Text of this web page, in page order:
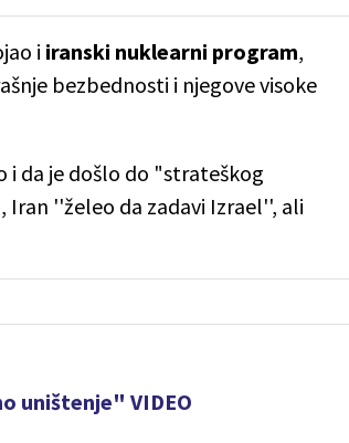
i iranski nuklearni program,
bezbednosti i njegove visoke
i da je došlo do "strateškog
''želeo da zadavi Izrael'', ali
uništenje" VIDEO